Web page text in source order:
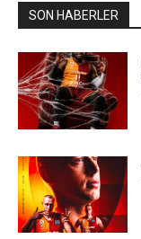
SON HABERLER